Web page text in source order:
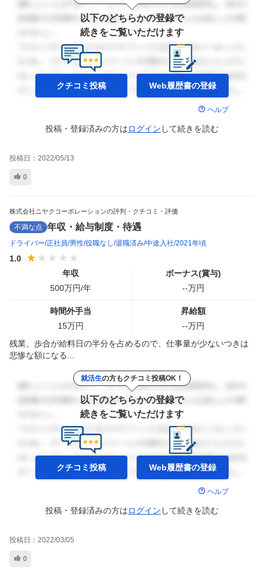
以下のどちらかの登録で
続きをご覧いただけます
クチコミ投稿 Web履歴書の登録
ヘルプ
投稿・登録済みの方はログイン して続きを読む
投稿日： 2022/05/13
0
株式会社ニヤクコーポレーションの評判・クチコミ・評価
不満な点 年収・給与制度・待遇
ドライバー 正社員 男性 役職なし 退職済み 中途入社 2021年頃
1.0
年収
500万円/年
ボーナス(賞与)
--万円
時間外手当
15万円
昇給額
--万円
残業、歩合が給料日の半分を占めるので、仕事量が少ないつきは
悲惨な額になる...
就活生の方もクチコミ投稿OK！
以下のどちらかの登録で
続きをご覧いただけます
クチコミ投稿 Web履歴書の登録
ヘルプ
投稿・登録済みの方はログイン して続きを読む
投稿日： 2022/03/05
0